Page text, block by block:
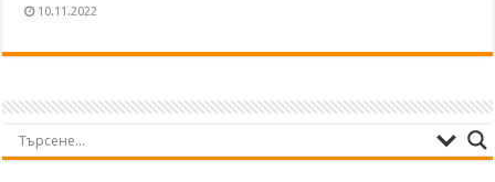
10.11.2022